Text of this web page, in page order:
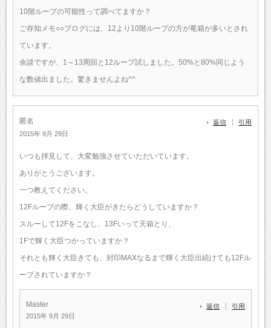
10階ループの可能性って調べてますか？
ご存知メモ○○ブログには、12より10階ループの方が竜箱が多いとされ
ています。
余談ですが、1～13周回と12ループ試しました。50%と80%同じよう
な数値出ました。驚きませんよね^^
匿名
2015年 9月 29日
返信 引用
いつも拝見して、大変勉強させていただいています。
ありがとうございます。
一つ教えてください。
12Fループの際、輝く大臣がきたらどうしていますか？
スルーして12Fをこなし、13Fいって天箱とり、
1Fで輝く大臣つかっていますか？
それとも輝く大臣きても、封印MAXなるまで輝く大臣出続けても12Fル
ープされていますか？
Master
2015年 9月 29日
返信 引用